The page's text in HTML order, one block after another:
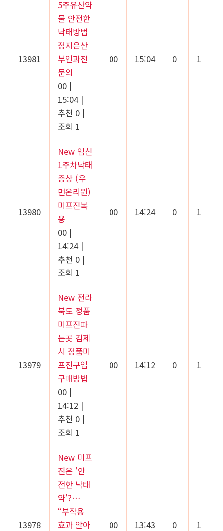
13981
5주유산약
물 안전한
낙태방법
정지은산
부인과전
문의
00 |
15:04 |
추천 0 |
조회 1
00 15:04 0 1
13980
New 임신
1주차낙태
증상 (우
먼온리원)
미프진복
용
00 |
14:24 |
추천 0 |
조회 1
00 14:24 0 1
13979
New 전라
북도 정품
미프진파
는곳 김제
시 정품미
프진구입
구매방법
00 |
14:12 |
추천 0 |
조회 1
00 14:12 0 1
13978
New 미프
진은 '안
전한 낙태
약'?…
“부작용
효과 알아
00 13:43 0 1